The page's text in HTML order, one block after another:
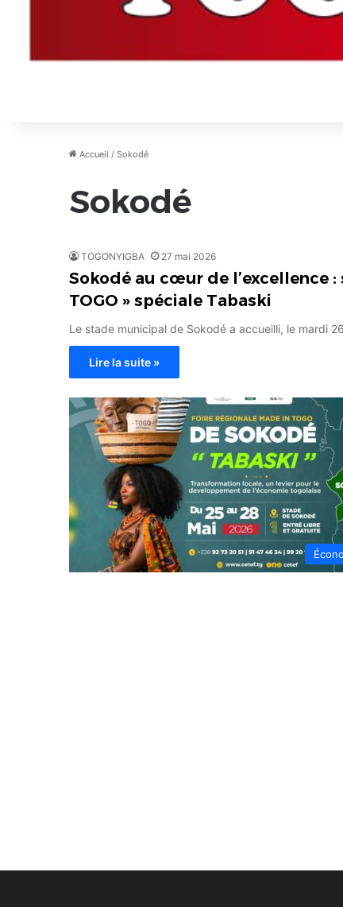
Accueil / Sokodé
Sokodé
TOGONYIGBA 27 mai 2026
Sokodé au cœur de l’excellence
TOGO » spéciale Tabaski
Le stade municipal de Sokodé a accueilli, le mardi
Lire la suite »